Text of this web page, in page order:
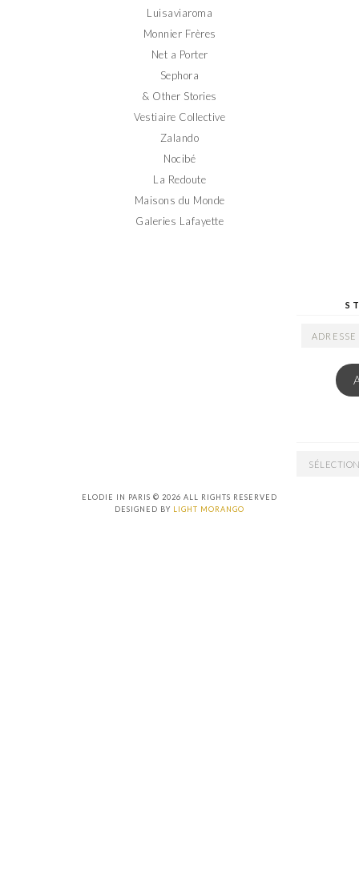
Luisaviaroma
Monnier Frères
Net a Porter
Sephora
& Other Stories
Vestiaire Collective
Zalando
Nocibé
La Redoute
Maisons du Monde
Galeries Lafayette
ADRESSE
ARCHIVES
ELODIE IN PARIS © 2026 ALL RIGHTS RESERVED
DESIGNED BY LIGHT MORANGO